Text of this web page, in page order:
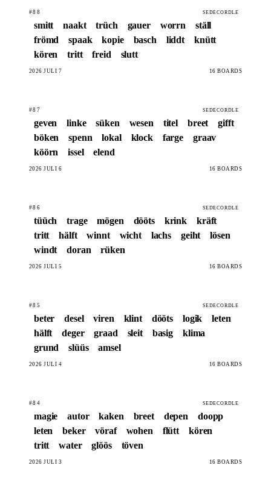
#88 SEDECORDLE
smitt naakt trüch gauer worrn
ställ
frömd
spaak kopie basch liddt
knütt
kören
tritt freid slutt
2026 JULI 7 16 BOARDS
#87 SEDECORDLE
geven linke süken wesen titel breet
gifft
böken
spenn lokal klock farge
graav
köörn
issel elend
2026 JULI 6 16 BOARDS
#86 SEDECORDLE
tüüch trage mögen dööts krink
kräft
tritt
hälft winnt wicht lachs geiht
lösen
windt
doran rüken
2026 JULI 5 16 BOARDS
#85 SEDECORDLE
beter desel viren klint dööts logik
leten
hälft
deger graad sleit basig
klima
grund
slüüs amsel
2026 JULI 4 16 BOARDS
#84 SEDECORDLE
magie autor kaken breet depen
doopp
leten
beker vöraf wohen flütt
kören
tritt
water glöös töven
2026 JULI 3 16 BOARDS